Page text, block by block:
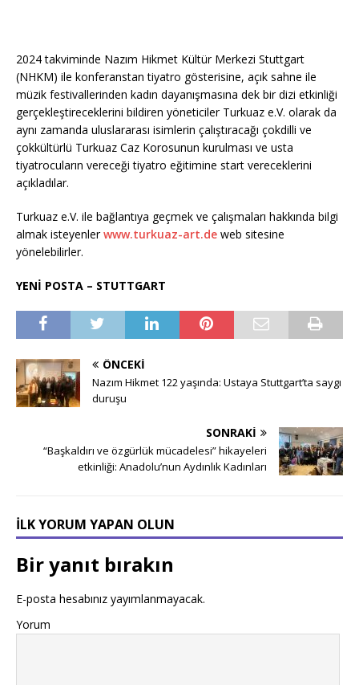
2024 takviminde Nazım Hikmet Kültür Merkezi Stuttgart
(NHKM) ile konferanstan tiyatro gösterisine, açık sahne ile
müzik festivallerinden kadın dayanışmasına dek bir dizi etkinliği
gerçekleştireceklerini bildiren yöneticiler Turkuaz e.V. olarak da
aynı zamanda uluslararası isimlerin çalıştıracağı çokdilli ve
çokkültürlü Turkuaz Caz Korosunun kurulması ve usta
tiyatrocuların vereceği tiyatro eğitimine start vereceklerini
açıkladılar.
Turkuaz e.V. ile bağlantıya geçmek ve çalışmaları hakkında bilgi
almak isteyenlerwww.turkuaz-art.de web sitesine
yönelebilirler.
YENİ POSTA – STUTTGART
ÖNCEKI
Nazım Hikmet 122 yaşında: Ustaya Stuttgart’ta saygı
duruşu
SONRAKI
“Başkaldırı ve özgürlük mücadelesi” hikayeleri
etkinliği: Anadolu’nun Aydınlık Kadınları
İLK YORUM YAPAN OLUN
Bir yanıt bırakın
E-posta hesabınız yayımlanmayacak.
Yorum